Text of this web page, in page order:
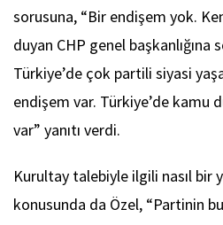
sorusuna, “Bir endişem yok.
duyan CHP genel başkanlığına
Türkiye’de çok partili siyasi
endişem var. Türkiye’de kamu
var” yanıtı verdi.
Kurultay talebiyle ilgili nasıl bir
konusunda da Özel, “Partinin